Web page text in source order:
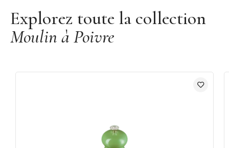
Explorez toute la collection
Moulin à Poivre